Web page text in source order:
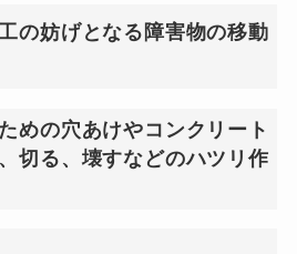
の妨げとなる障害物の移動
めの穴あけやコンクリート
切る、壊すなどのハツリ作